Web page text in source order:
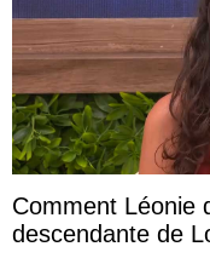
Comment Léonie
descendante de